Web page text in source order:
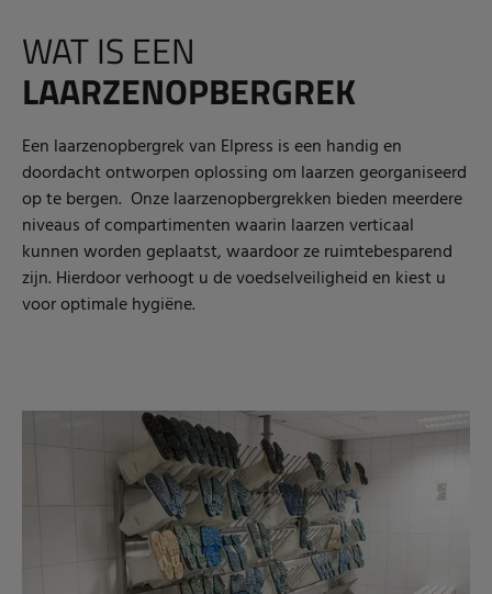
WAT IS EEN
LAARZENOPBERGREK
Een laarzenopbergrek van Elpress is een handig en
doordacht ontworpen oplossing om laarzen georganiseerd
op te bergen. Onze laarzenopbergrekken bieden meerdere
niveaus of compartimenten waarin laarzen verticaal
kunnen worden geplaatst, waardoor ze ruimtebesparend
zijn. Hierdoor verhoogt u de voedselveiligheid en kiest u
voor optimale hygiëne.